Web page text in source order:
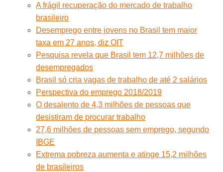
A frágil recuperação do mercado de trabalho
brasileiro
Desemprego entre jovens no Brasil tem maior
taxa em 27 anos, diz OIT
Pesquisa revela que Brasil tem 12,7 milhões de
desempregados
Brasil só cria vagas de trabalho de até 2 salários
Perspectiva do emprego 2018/2019
O desalento de 4,3 milhões de pessoas que
desistiram de procurar trabalho
27,6 milhões de pessoas sem emprego, segundo
IBGE
Extrema pobreza aumenta e atinge 15,2 milhões
de brasileiros